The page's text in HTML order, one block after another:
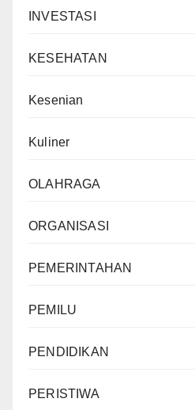
INVESTASI
KESEHATAN
Kesenian
Kuliner
OLAHRAGA
ORGANISASI
PEMERINTAHAN
PEMILU
PENDIDIKAN
PERISTIWA